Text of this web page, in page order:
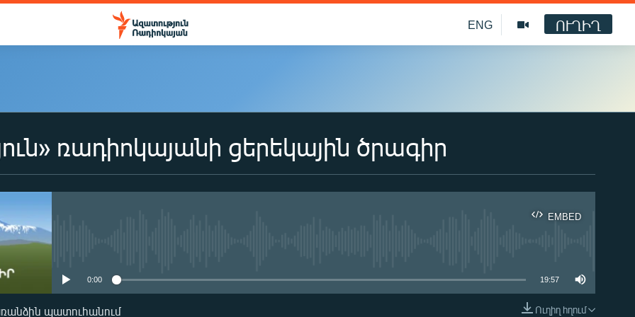
ENG ՈՒՂԻՂ
ռադիոկայանի ցերեկային ծրագիր
EMBED
0:00 19:57
Ուղիղ հղում
պատուհանում